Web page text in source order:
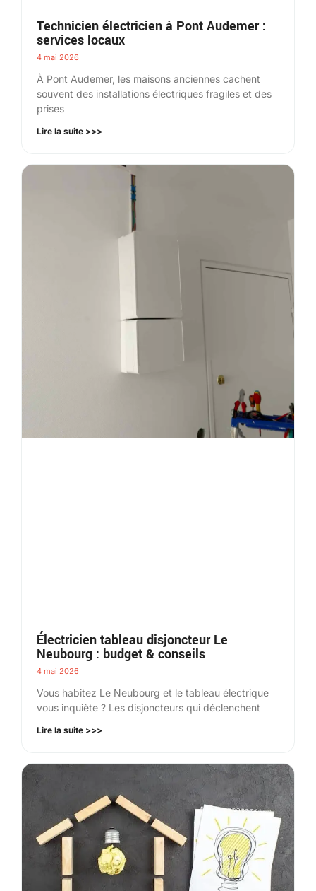
Technicien électricien à Pont Audemer :
services locaux
4 mai 2026
À Pont Audemer, les maisons anciennes cachent
souvent des installations électriques fragiles et des
prises
Lire la suite >>>
Électricien tableau disjoncteur Le
Neubourg : budget & conseils
4 mai 2026
Vous habitez Le Neubourg et le tableau électrique
vous inquiète ? Les disjoncteurs qui déclenchent
Lire la suite >>>